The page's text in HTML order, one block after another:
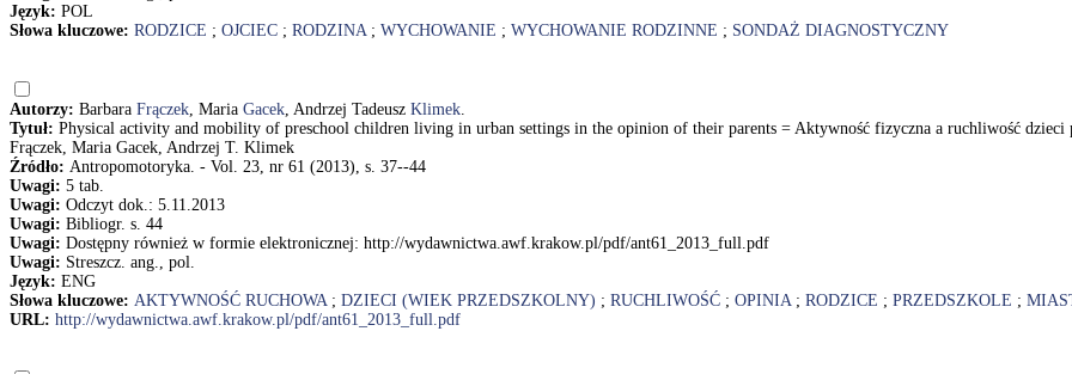
Język: POL
Słowa kluczowe: RODZICE ; OJCIEC ; RODZINA; WYCHOWANIE ; WYCHOWANIE RODZINNE ; SONDAŻ DIAGNOSTYCZNY
Autorzy: Barbara Frączek, Maria Gacek, Andrzej Tadeusz Klimek.
Tytuł: Physical activity and mobility of preschool children living in urban settings in the opinion of their parents = Aktywność fizyczna a ruchliwość
Frączek, Maria Gacek, Andrzej T. Klimek
Źródło: Antropomotoryka. - Vol. 23, nr 61 (2013), s. 37--44
Uwagi: 5 tab.
Uwagi: Odczyt dok.: 5.11.2013
Uwagi: Bibliogr. s. 44
Uwagi: Dostępny również w formie elektronicznej: http://wydawnictwa.awf.krakow.pl/pdf/ant61_2013_full.pdf
Uwagi: Streszcz. ang., pol.
Język: ENG
Słowa kluczowe: AKTYWNOŚĆ RUCHOWA; DZIECI (WIEK PRZEDSZKOLNY) ; RUCHLIWOŚĆ ; OPINIA; RODZICE ; PRZEDSZKOLE ;
URL: http://wydawnictwa.awf.krakow.pl/pdf/ant61_2013_full.pdf